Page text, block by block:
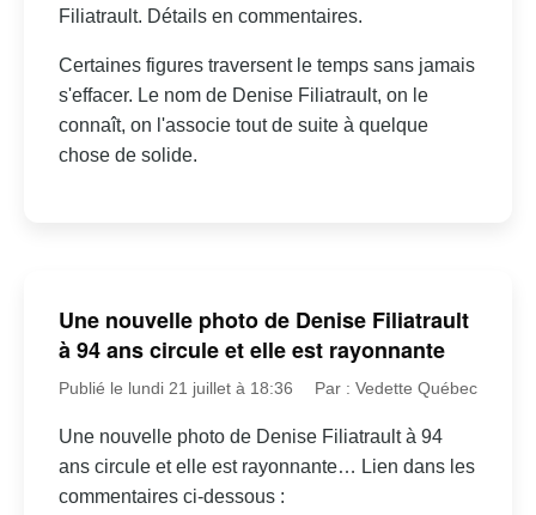
Filiatrault. Détails en commentaires.
Certaines figures traversent le temps sans jamais
s'effacer. Le nom de Denise Filiatrault, on le
connaît, on l'associe tout de suite à quelque
chose de solide.
Une nouvelle photo de Denise Filiatrault
à 94 ans circule et elle est rayonnante
Publié le lundi 21 juillet à 18:36 Par : Vedette Québec
Une nouvelle photo de Denise Filiatrault à 94
ans circule et elle est rayonnante… Lien dans les
commentaires ci-dessous :